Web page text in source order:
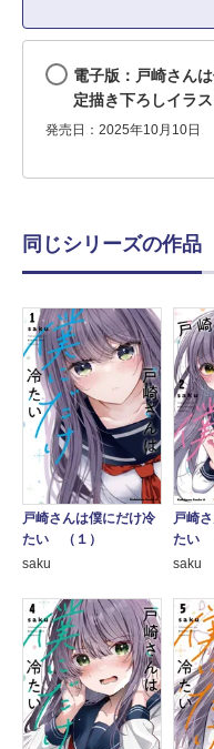
電子版：戸崎さん
定描き下ろしイラス
発売日：2025年10月10日
同じシリーズの作品
戸崎さんは僕にだけ冷
たい （１）
saku
戸崎
たい
saku